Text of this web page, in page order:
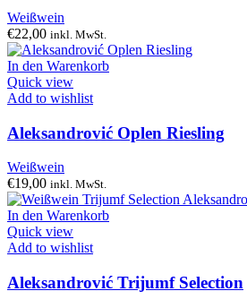
Weißwein
€22,00 inkl. MwSt.
In den Warenkorb
Quick view
Add to wishlist
Aleksandrović Oplen Riesling
Weißwein
€19,00 inkl. MwSt.
In den Warenkorb
Quick view
Add to wishlist
Aleksandrović Trijumf Selection